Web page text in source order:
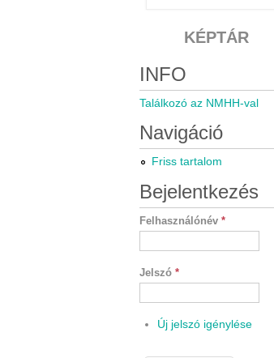
KÉPTÁR
INFO
Találkozó az NMHH-val
Navigáció
Friss tartalom
Bejelentkezés
Felhasználónév *
Jelszó *
Új jelszó igénylése